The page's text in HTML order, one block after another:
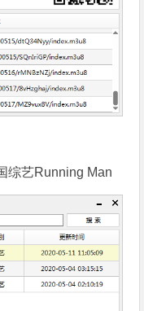
综艺Running Man